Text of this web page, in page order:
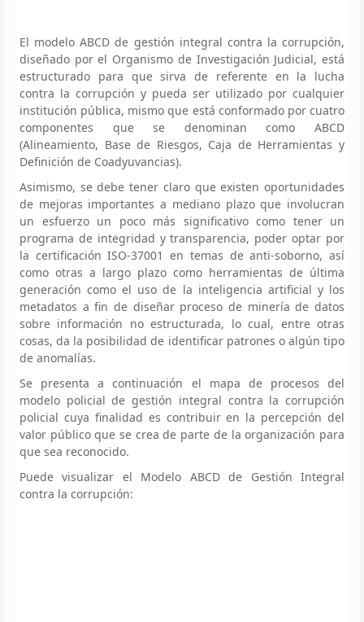
El modelo ABCD de gestión integral contra la corrupción,
diseñado por el Organismo de Investigación Judicial, está
estructurado para que sirva de referente en la lucha
contra la corrupción y pueda ser utilizado por cualquier
institución pública, mismo que está conformado por cuatro
componentes que se denominan como ABCD
(Alineamiento, Base de Riesgos, Caja de Herramientas y
Definición de Coadyuvancias).
Asimismo, se debe tener claro que existen oportunidades
de mejoras importantes a mediano plazo que involucran
un esfuerzo un poco más significativo como tener un
programa de integridad y transparencia, poder optar por
la certificación ISO-37001 en temas de anti-soborno, así
como otras a largo plazo como herramientas de última
generación como el uso de la inteligencia artificial y los
metadatos a fin de diseñar proceso de minería de datos
sobre información no estructurada, lo cual, entre otras
cosas, da la posibilidad de identificar patrones o algún tipo
de anomalías.
Se presenta a continuación el mapa de procesos del
modelo policial de gestión integral contra la corrupción
policial cuya finalidad es contribuir en la percepción del
valor público que se crea de parte de la organización para
que sea reconocido.
Puede visualizar el Modelo ABCD de Gestión Integral
contra la corrupción: